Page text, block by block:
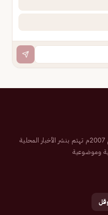
صحيفة إلكترونية سعودية تم تأسيسها عام 2007م تهتم بنشر الأخبار المحلية
وموضوعية